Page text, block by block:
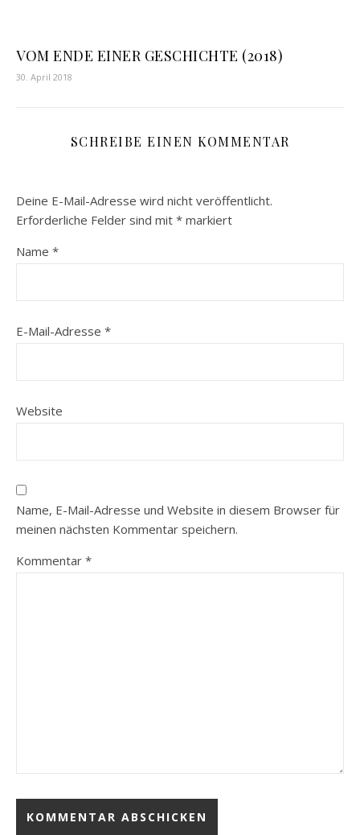
VOM ENDE EINER GESCHICHTE (2018)
30. April 2018
SCHREIBE EINEN KOMMENTAR
Deine E-Mail-Adresse wird nicht veröffentlicht.
Erforderliche Felder sind mit * markiert
Name *
E-Mail-Adresse *
Website
Name, E-Mail-Adresse und Website in diesem Browser für
meinen nächsten Kommentar speichern.
Kommentar *